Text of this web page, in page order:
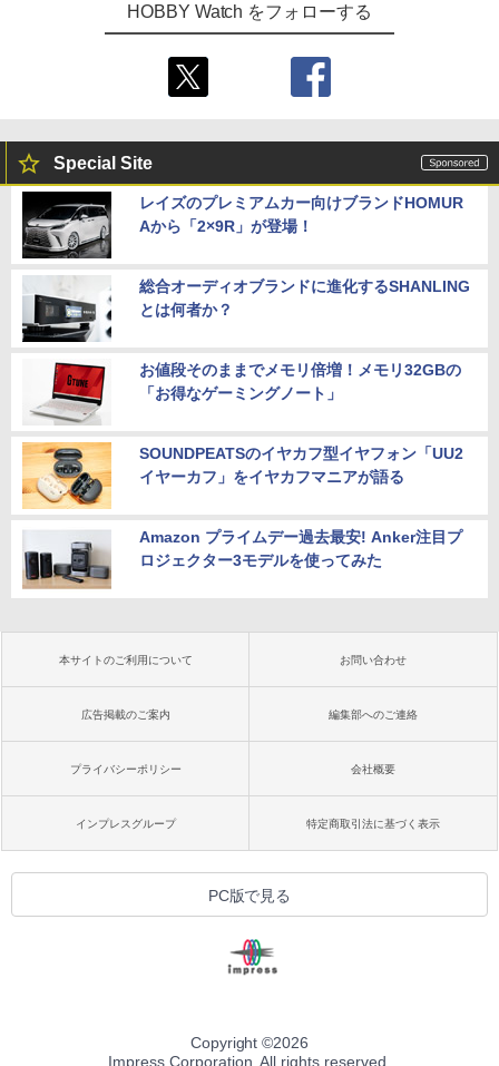
HOBBY Watch をフォローする
Special Site
レイズのプレミアムカー向けブランドHOMUR
Aから「2×9R」が登場！
総合オーディオブランドに進化するSHANLING
とは何者か？
お値段そのままでメモリ倍増！メモリ32GBの
「お得なゲーミングノート」
SOUNDPEATSのイヤカフ型イヤフォン「UU2
イヤーカフ」をイヤカフマニアが語る
Amazon プライムデー過去最安! Anker注目プ
ロジェクター3モデルを使ってみた
本サイトのご利用について お問い合わせ
広告掲載のご案内 編集部へのご連絡
プライバシーポリシー 会社概要
インプレスグループ 特定商取引法に基づく表示
PC版で見る
Copyright ©2026
Impress Corporation. All rights reserved.